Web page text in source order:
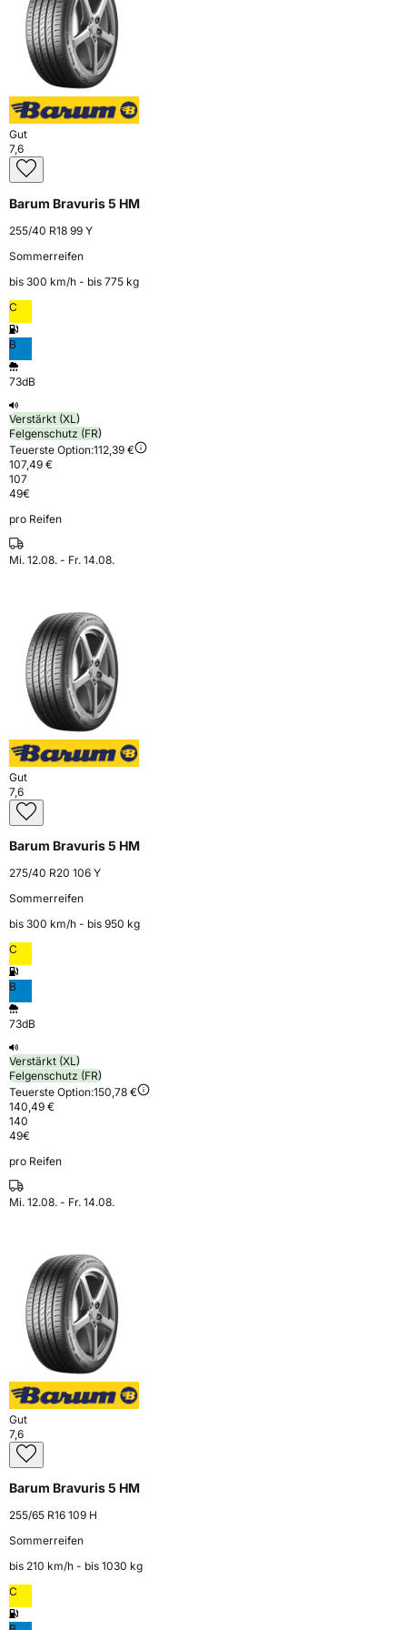
Gut
7,6
Barum Bravuris 5 HM
255/40 R18 99 Y
Sommerreifen
bis 300 km⁠/⁠h - bis 775 kg
C
B
73dB
Verstärkt (XL)
Felgenschutz (FR)
Teuerste Option:112,39 €
107,49 €
107
49€
pro Reifen
Mi. 12.08. - Fr. 14.08.
Gut
7,6
Barum Bravuris 5 HM
275/40 R20 106 Y
Sommerreifen
bis 300 km⁠/⁠h - bis 950 kg
C
B
73dB
Verstärkt (XL)
Felgenschutz (FR)
Teuerste Option:150,78 €
140,49 €
140
49€
pro Reifen
Mi. 12.08. - Fr. 14.08.
Gut
7,6
Barum Bravuris 5 HM
255/65 R16 109 H
Sommerreifen
bis 210 km⁠/⁠h - bis 1030 kg
C